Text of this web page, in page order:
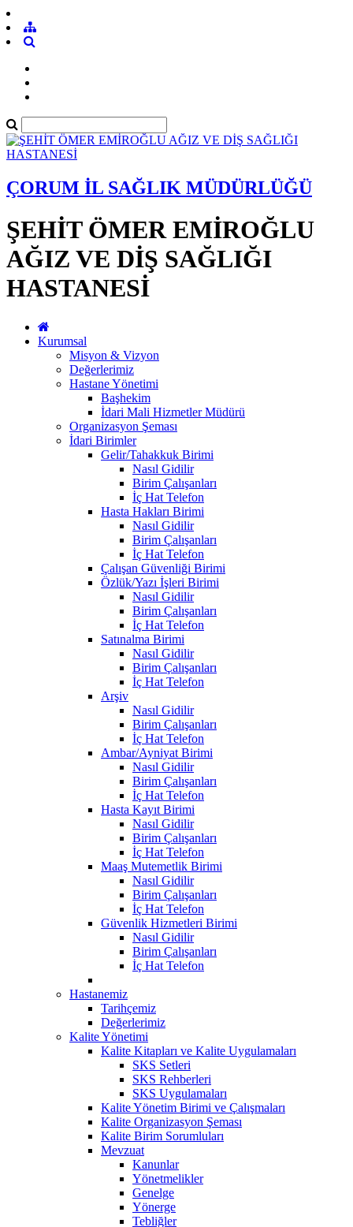
ÇORUM İL SAĞLIK MÜDÜRLÜĞÜ
ŞEHİT ÖMER EMİROĞLU
AĞIZ VE DİŞ SAĞLIĞI
HASTANESİ
Kurumsal
Misyon & Vizyon
Değerlerimiz
Hastane Yönetimi
Başhekim
İdari Mali Hizmetler Müdürü
Organizasyon Şeması
İdari Birimler
Gelir/Tahakkuk Birimi
Nasıl Gidilir
Birim Çalışanları
İç Hat Telefon
Hasta Hakları Birimi
Nasıl Gidilir
Birim Çalışanları
İç Hat Telefon
Çalışan Güvenliği Birimi
Özlük/Yazı İşleri Birimi
Nasıl Gidilir
Birim Çalışanları
İç Hat Telefon
Satınalma Birimi
Nasıl Gidilir
Birim Çalışanları
İç Hat Telefon
Arşiv
Nasıl Gidilir
Birim Çalışanları
İç Hat Telefon
Ambar/Ayniyat Birimi
Nasıl Gidilir
Birim Çalışanları
İç Hat Telefon
Hasta Kayıt Birimi
Nasıl Gidilir
Birim Çalışanları
İç Hat Telefon
Maaş Mutemetlik Birimi
Nasıl Gidilir
Birim Çalışanları
İç Hat Telefon
Güvenlik Hizmetleri Birimi
Nasıl Gidilir
Birim Çalışanları
İç Hat Telefon
Hastanemiz
Tarihçemiz
Değerlerimiz
Kalite Yönetimi
Kalite Kitapları ve Kalite Uygulamaları
SKS Setleri
SKS Rehberleri
SKS Uygulamaları
Kalite Yönetim Birimi ve Çalışmaları
Kalite Organizasyon Şeması
Kalite Birim Sorumluları
Mevzuat
Kanunlar
Yönetmelikler
Genelge
Yönerge
Tebliğler